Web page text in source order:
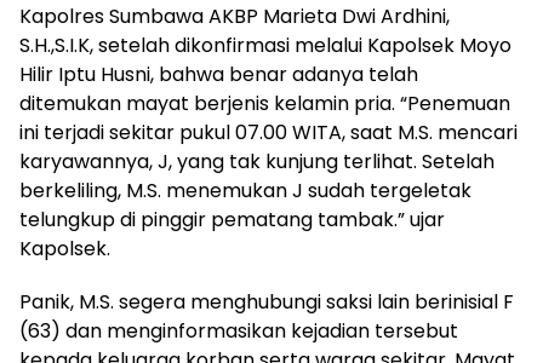
Kapolres Sumbawa AKBP Marieta Dwi Ardhini,
S.H.,S.I.K, setelah dikonfirmasi melalui Kapolsek Moyo
Hilir Iptu Husni, bahwa benar adanya telah
ditemukan mayat berjenis kelamin pria. “Penemuan
ini terjadi sekitar pukul 07.00 WITA, saat M.S. mencari
karyawannya, J, yang tak kunjung terlihat. Setelah
berkeliling, M.S. menemukan J sudah tergeletak
telungkup di pinggir pematang tambak.” ujar
Kapolsek.
Panik, M.S. segera menghubungi saksi lain berinisial F
(63) dan menginformasikan kejadian tersebut